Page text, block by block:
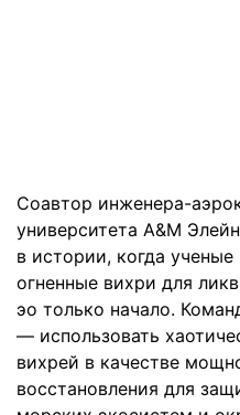
Соавтор инженера-
университета A&M
в истории, когда
огненные вихри для
эо только начало.
— использовать
вихрей в качестве
восстановления для